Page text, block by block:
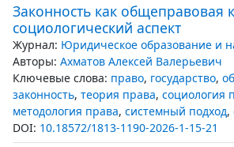
Законность как общеправовая
социологический аспект
Журнал: Юридическое образование и
Авторы: Ахматов Алексей Валерьевич
Ключевые слова: право, государство,
законность, теория права, социология
методология права, системный подход,
DOI: 10.18572/1813-1190-2026-1-15-21